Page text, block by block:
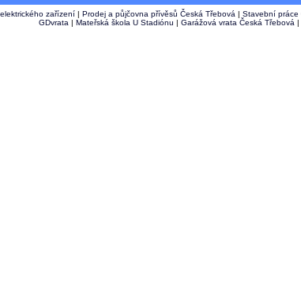
zařízení| Prodej a půjčovna přívěsů Česká Třebová | Stavební práce
GDvrata | Mateřská škola U Stadiónu | Garážová vrata Česká Třebová |